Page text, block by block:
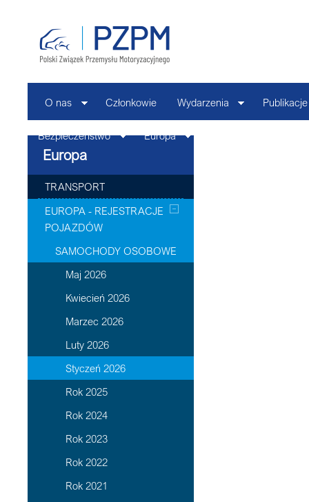
O nas Członkowie Wydarzenia Publikacje
Bezpieczeństwo Europa
Europa
TRANSPORT
EUROPA - REJESTRACJE
POJAZDÓW
SAMOCHODY OSOBOWE
Maj 2026
Kwiecień 2026
Marzec 2026
Luty 2026
Styczeń 2026
Rok 2025
Rok 2024
Rok 2023
Rok 2022
Rok 2021